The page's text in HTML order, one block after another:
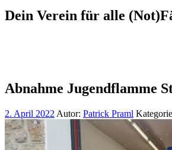
Dein Verein für alle
Abnahme Jugendflamme
2. April 2022 Autor: Patrick Praml